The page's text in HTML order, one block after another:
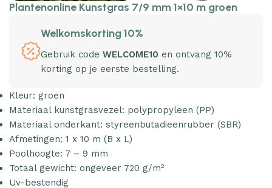
Plantenonline Kunstgras 7/9 mm 1×10 m groen
Welkomskorting 10%
Gebruik code WELCOME10 en ontvang 10%
korting op je eerste bestelling.
Kleur: groen
Materiaal kunstgrasvezel: polypropyleen (PP)
Materiaal onderkant: styreenbutadieenrubber (SBR)
Afmetingen: 1 x 10 m (B x L)
Poolhoogte: 7 – 9 mm
Totaal gewicht: ongeveer 720 g/m²
Uv-bestendig